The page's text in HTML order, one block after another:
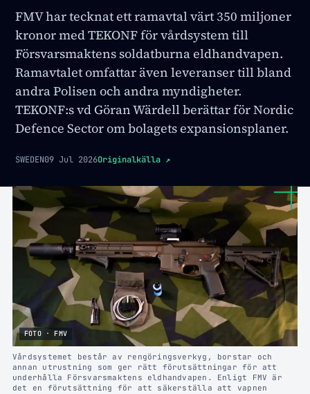
FMV har tecknat ett ramavtal värt 350 miljoner
kronor med TEKONF för vårdsystem till
Försvarsmaktens soldatburna eldhandvapen.
Ramavtalet omfattar även leveranser till bland
andra Polisen och andra myndigheter.
TEKONF:s vd Göran Wärdell berättar för Nordic
Defence Sector om bolagets expansionsplaner.
SWEDEN09 Jul 2026Originalkälla ↗
FOTO · FMV
Vårdsystemet består av rengöringsverkyg, borstar och
annan utrustning som ger rätt förutsättningar för att
underhålla Försvarsmaktens eldhandvapen. Enligt FMV är
det en förutsättning för att säkerställa att vapnen